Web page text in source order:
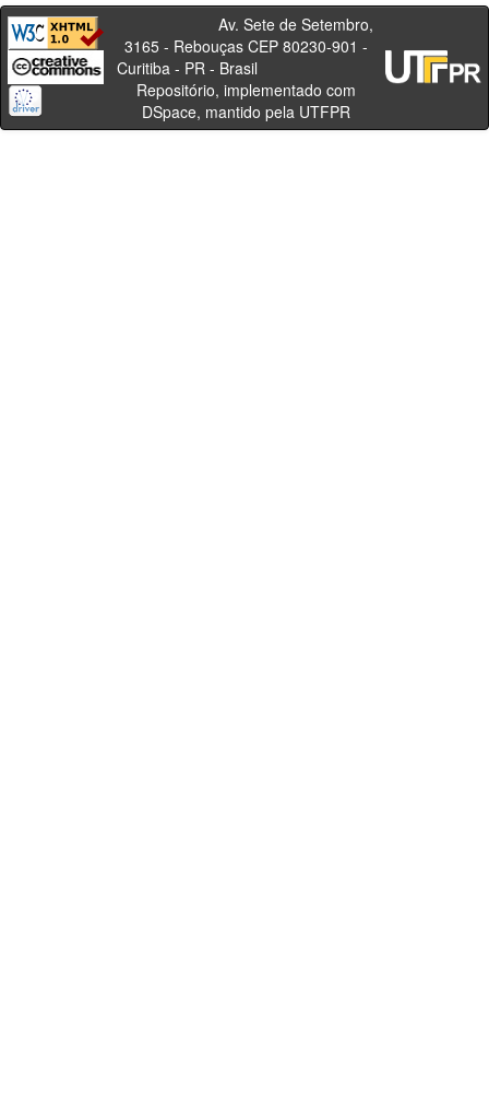
Av. Sete de Setembro,
3165 - Rebouças CEP 80230-901 -
Curitiba - PR - Brasil
Repositório, implementado com
DSpace, mantido pela UTFPR